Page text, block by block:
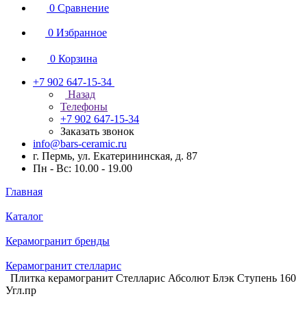
0 Сравнение
0 Избранное
0 Корзина
+7 902 647-15-34
Назад
Телефоны
+7 902 647-15-34
Заказать звонок
info@bars-ceramic.ru
г. Пермь, ул. Екатерининская, д. 87
Пн - Вс: 10.00 - 19.00
Главная
Каталог
Керамогранит бренды
Керамогранит стелларис
Плитка керамогранит Стелларис Абсолют Блэк Ступень 160
Угл.пр